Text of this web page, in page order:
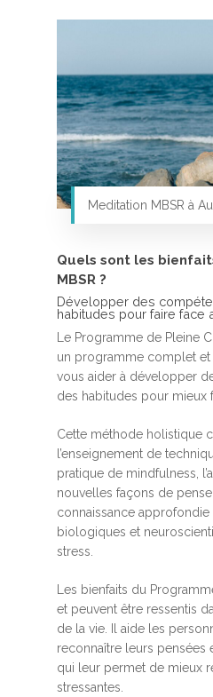
Meditation MBSR à
Quels sont les
MBSR ?
Développer des
habitudes pour faire face
Le Programme de Pleine
un programme complet et
vous aider à développer
des habitudes pour mieux
Cette méthode holistique
l’enseignement de
pratique de mindfulness,
nouvelles façons de
connaissance
biologiques et
stress.
Les bienfaits du
et peuvent être ressentis
de la vie. Il aide les
reconnaître leurs pensées
qui leur permet de mieux
stressantes.